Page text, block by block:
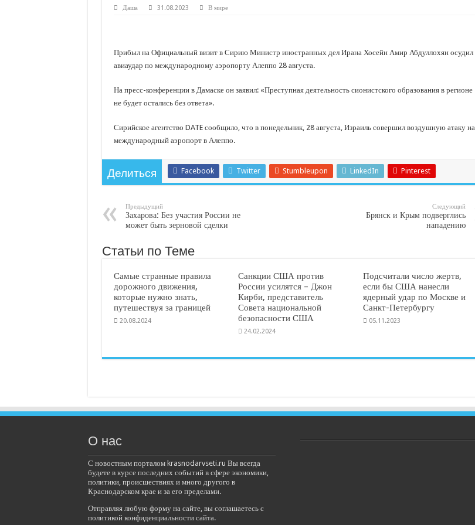
С нового учебного года в 35 школах Кубани запустят проект «Предпринимательские классы 2.0»
В городах и районах Кубани отметили День России
Даша 31.08.2023 В мире
Прибыл на Официальный визит в Сирию Министр иностранных дел Ирана Хосейн Амир Абдуллохян осудил
авиаудар по международному аэропорту Алеппо 28 августа.
На пресс-конференции в Дамаске он заявил: «Преступная деятельность сионистского образования в регионе
не будет остались без ответа».
Сирийское агентство DATE сообщило, что в понедельник, 28 августа, Израиль совершил воздушную атаку на
международный аэропорт в Алеппо.
Делиться Facebook Twitter Stumbleupon LinkedIn Pinterest
Предыдущий
Захарова: Без участия России не
может быть зерновой сделки
Следующий
Брянск и Крым подверглись
нападению
Статьи по Теме
Самые странные правила
дорожного движения,
которые нужно знать,
путешествуя за границей
20.08.2024
Санкции США против
России усилятся – Джон
Кирби, представитель
Совета национальной
безопасности США
24.02.2024
Подсчитали число жертв,
если бы США нанесли
ядерный удар по Москве и
Санкт-Петербургу
05.11.2023
О нас
С новостным порталом krasnodarvseti.ru Вы всегда
будете в курсе последних событий в сфере экономики,
политики, происшествиях и много другого в
Краснодарском крае и за его пределами.
Отправляя любую форму на сайте, вы соглашаетесь с
политикой конфиденциальности сайта.